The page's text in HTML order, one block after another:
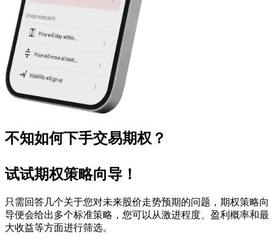
不知如何下手交易期权？
试试期权策略向导！
只需回答几个关于您对未来股价走势预期的问题，期权策略向
导便会给出多个标准策略，您可以从激进程度、盈利概率和最
大收益等方面进行筛选。